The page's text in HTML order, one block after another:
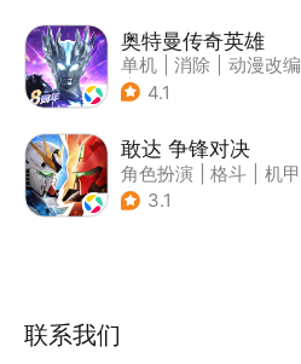
奥特曼传奇英雄
单机 消除
动漫改编
| 奥特曼
4.1
敢达 争锋对决
角色扮演 格斗
机甲
| 敢达
3.1
联系我们